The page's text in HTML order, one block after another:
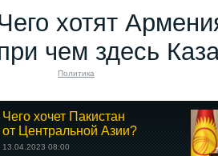
хотят
чем здесь
Политика
Чего хочет Пакистан
от Центральной Азии?
13.04.2023 08:00